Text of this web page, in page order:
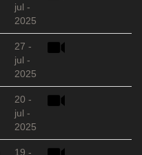
jul -
2025
27 -
jul -
2025
20 -
jul -
2025
19 -